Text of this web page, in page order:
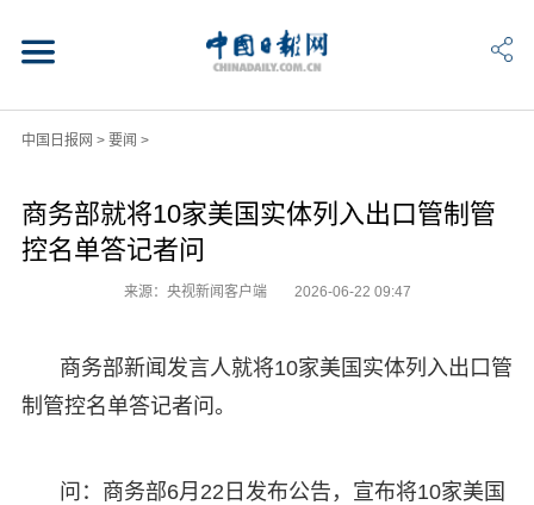
中国日报网 > 要闻 >
商务部就将10家美国实体列入出口管制管
控名单答记者问
来源：央视新闻客户端 2026-06-22 09:47
商务部新闻发言人就将10家美国实体列入出口管
制管控名单答记者问。
问：商务部6月22日发布公告，宣布将10家美国